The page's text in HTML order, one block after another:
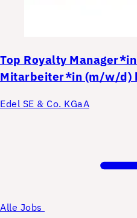
Top Royalty
Mitarbeiter*in (m/w/d)
Edel SE & Co. KGaA
Alle Jobs